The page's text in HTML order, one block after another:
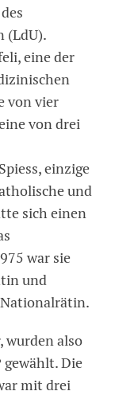
(LdU).
eine der
von vier
von drei
einzige
und
sich einen
war sie
und
wurden also
gewählt. Die
mit drei